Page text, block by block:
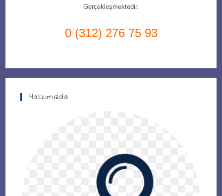
Gerçekleşmektedir.
0 (312) 276 75 93
Hakkımızda